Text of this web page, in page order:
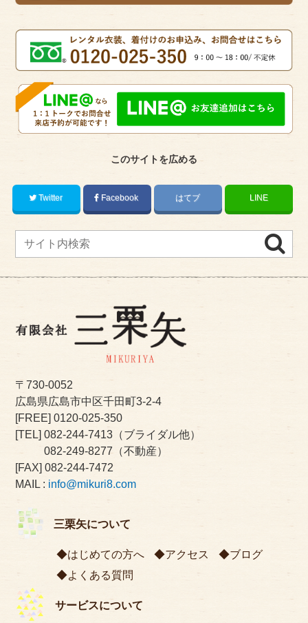
このサイトを広める
Twitter Facebook はてブ LINE
〒730-0052
広島県広島市中区千田町3-2-4
[FREE]0120-025-350
[TEL] 082-244-7413 （ブライダル他）
082-249-8277 （不動産）
[FAX] 082-244-7472
MAIL : info@mikuri8.com
三栗矢について
はじめての方へ アクセス
ブログ
よくある質問
サービスについて